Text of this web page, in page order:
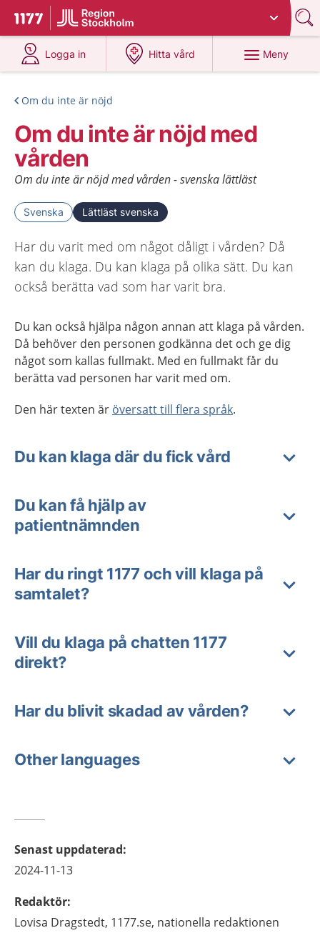
Till startsidan för 1177
Du har valt region
Logga in
på 1177.se
Hitta vård
på 1177.se
Meny
Om du inte är nöjd
Om du inte är nöjd med
vården
Om du inte är nöjd med vården - svenska lättläst
Svenska Lättläst svenska
Har du varit med om något dåligt i vården? Då
kan du klaga. Du kan klaga på olika sätt. Du kan
också berätta vad som har varit bra.
Du kan också hjälpa någon annan att klaga på vården.
Då behöver den personen godkänna det och ge dig
något som kallas fullmakt. Med en fullmakt får du
berätta vad personen har varit med om.
Den här texten är översatt till flera språk.
Du kan klaga där du fick vård
Du kan få hjälp av
patientnämnden
Har du ringt 1177 och vill klaga på
samtalet?
Vill du klaga på chatten 1177
direkt?
Har du blivit skadad av vården?
Other languages
Senast uppdaterad:
2024-11-13
Redaktör:
Lovisa Dragstedt, 1177.se, nationella redaktionen